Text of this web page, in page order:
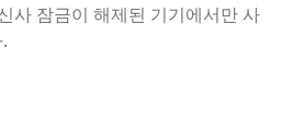
사 잠금이 해제된 기기에서만 사